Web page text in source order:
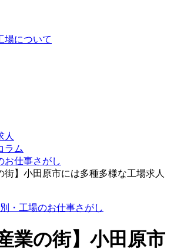
場について
人
ラム
お仕事さがし
街】小田原市には多種多様な工場求人
・工場のお仕事さがし
業の街】小田原市